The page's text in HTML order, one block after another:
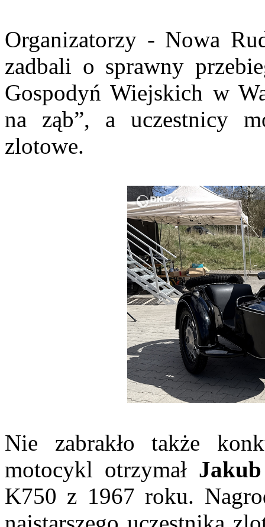
Organizatorzy - Nowa
zadbali o sprawny
Gospodyń Wiejskich w
na ząb”, a uczestnicy
zlotowe.
Nie zabrakło także
motocykl otrzymał
K750 z 1967 roku.